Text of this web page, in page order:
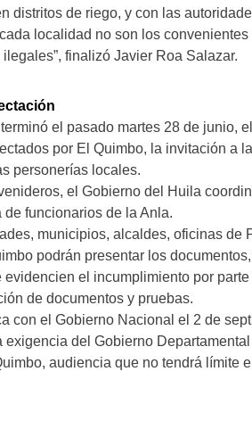
distritos de riego, y con las
localidad no son los convenientes
finalizó Javier Roa Salazar.
el pasado martes 28 de junio,
por El Quimbo, la invitación a
personerías locales.
el Gobierno del Huila
funcionarios de la Anla.
municipios, alcaldes, oficinas de
podrán presentar los
el incumplimiento por parte
de documentos y pruebas.
con el Gobierno Nacional el 2 de
del Gobierno
audiencia que no tendrá límite